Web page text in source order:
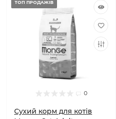
ТОП ПРОДАЖІВ
0
Сухий корм для котів